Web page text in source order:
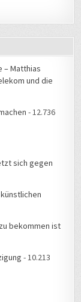
– Matthias
und die
- 12.736
sich gegen
bekommen ist
- 10.213